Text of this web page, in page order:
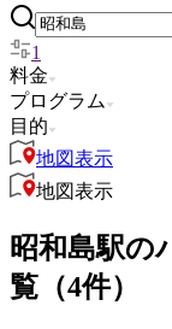
1
料金
プログラム
目的
地図表示
地図表示
昭和島駅の
覧（4件）